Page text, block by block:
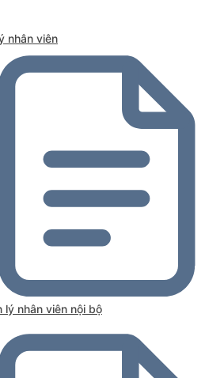
nhân viên
lý nhân viên nội bộ